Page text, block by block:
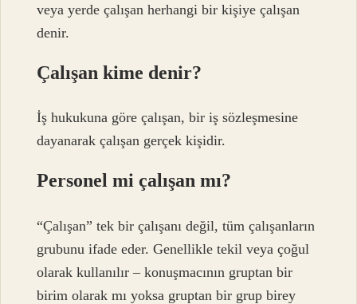
veya yerde çalışan herhangi bir kişiye çalışan
denir.
Çalışan kime denir?
İş hukukuna göre çalışan, bir iş sözleşmesine
dayanarak çalışan gerçek kişidir.
Personel mi çalışan mı?
“Çalışan” tek bir çalışanı değil, tüm çalışanların
grubunu ifade eder. Genellikle tekil veya çoğul
olarak kullanılır – konuşmacının gruptan bir
birim olarak mı yoksa gruptan bir grup birey